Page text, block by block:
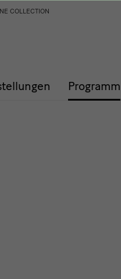
Programm
COLLECTION